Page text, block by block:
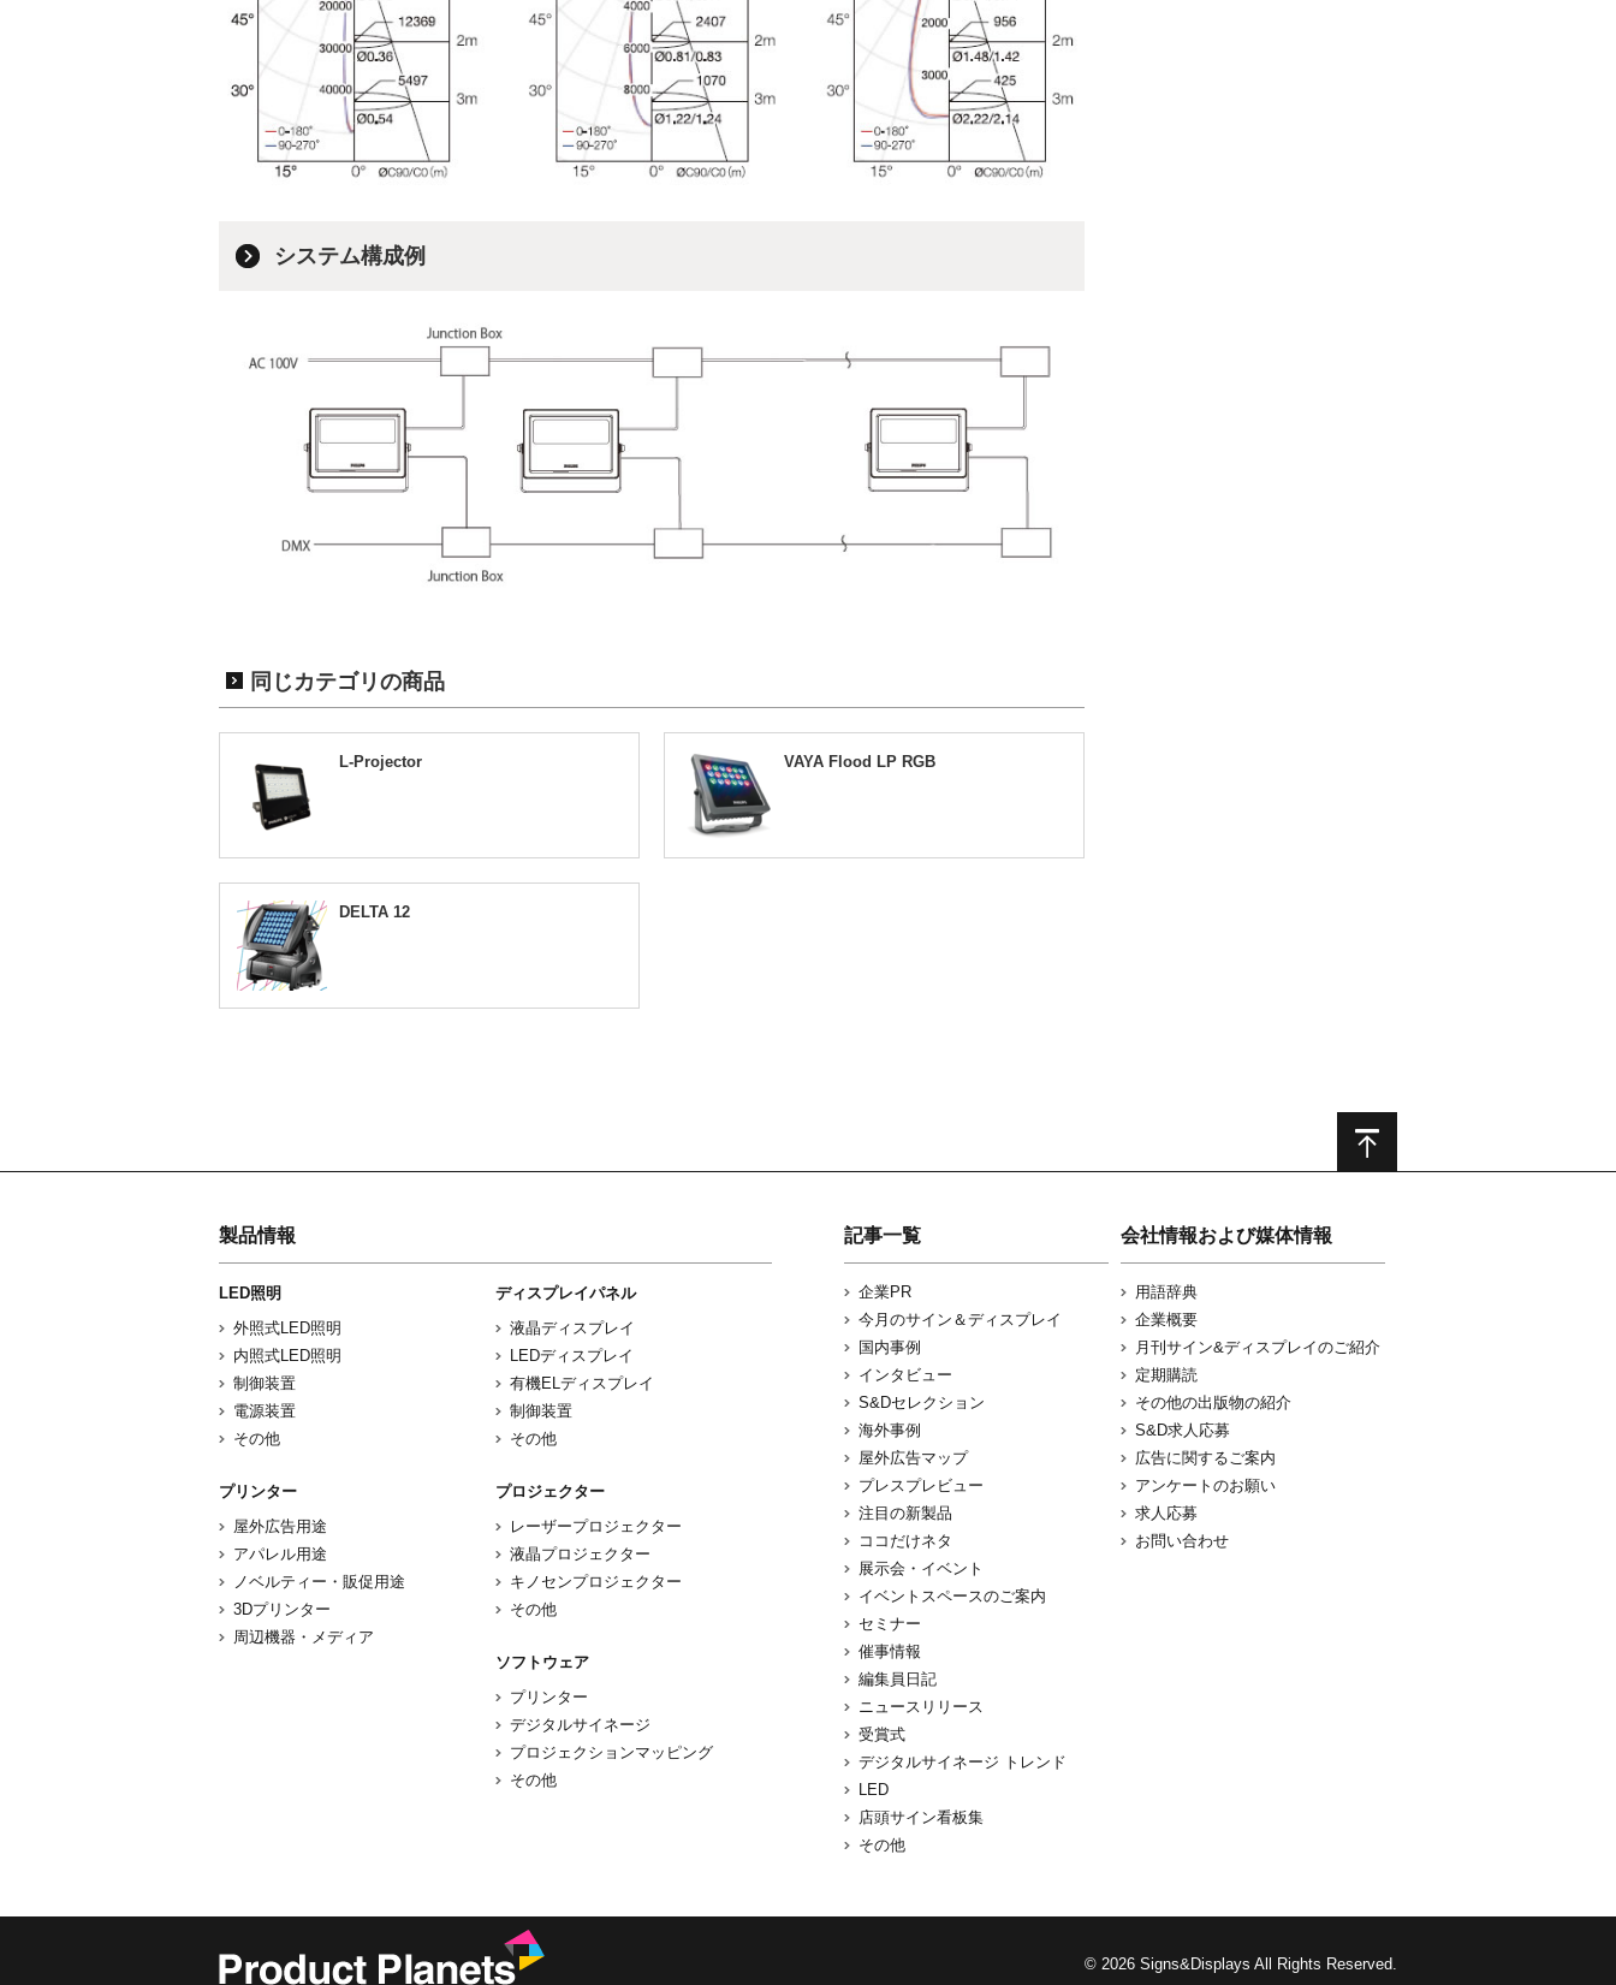
システム構成例
同じカテゴリの商品
L-Projector VAYA Flood LP RGB
DELTA 12
製品情報
LED照明
外照式LED照明
内照式LED照明
制御装置
電源装置
その他
プリンター
屋外広告用途
アパレル用途
ノベルティー・販促用途
3Dプリンター
周辺機器・メディア
ディスプレイパネル
液晶ディスプレイ
LEDディスプレイ
有機ELディスプレイ
制御装置
その他
プロジェクター
レーザープロジェクター
液晶プロジェクター
キノセンプロジェクター
その他
ソフトウェア
プリンター
デジタルサイネージ
プロジェクションマッピング
その他
記事一覧
企業PR
今月のサイン＆ディスプレイ
国内事例
インタビュー
S&Dセレクション
海外事例
屋外広告マップ
プレスプレビュー
注目の新製品
ココだけネタ
展示会・イベント
イベントスペースのご案内
セミナー
催事情報
編集員日記
ニュースリリース
受賞式
デジタルサイネージ トレンド
LED
店頭サイン看板集
その他
会社情報および媒体情報
用語辞典
企業概要
月刊サイン&ディスプレイのご紹介
定期購読
その他の出版物の紹介
S&D求人応募
広告に関するご案内
アンケートのお願い
求人応募
お問い合わせ
© 2026 Signs&Displays All Rights Reserved.